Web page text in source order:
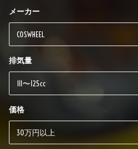
メーカー
排気量
価格